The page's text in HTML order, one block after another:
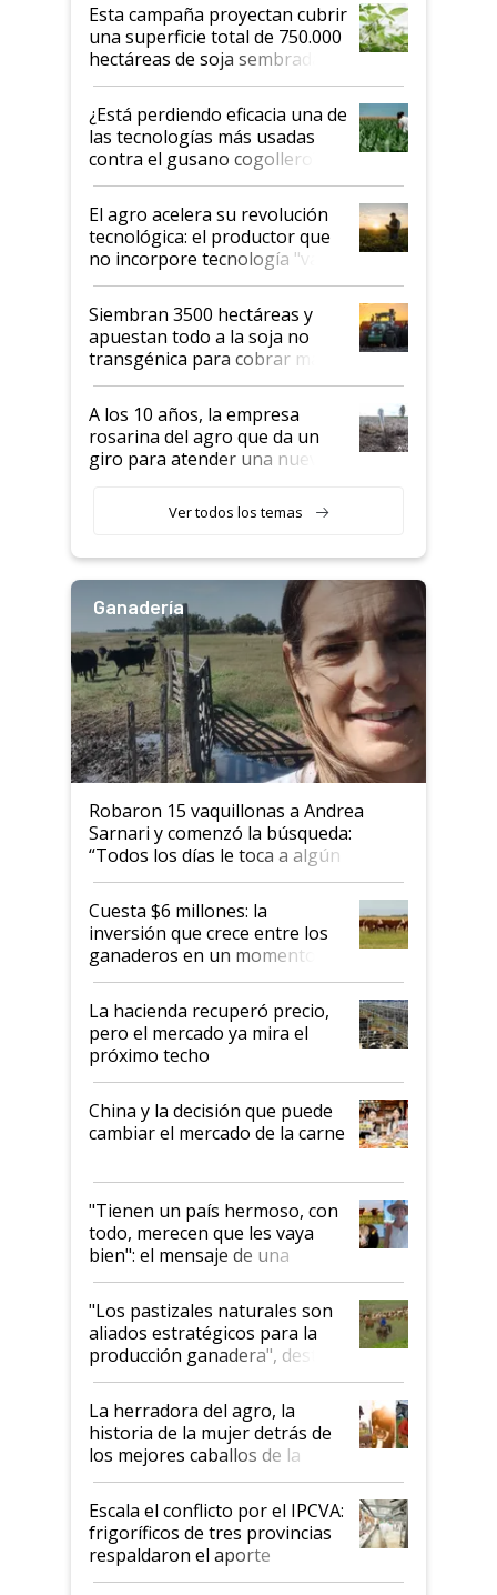
Esta campaña proyectan cubrir
una superficie total de 750.000
hectáreas de soja sembradas
con una nueva generación de
variedades que marcan un
salto tecnológico en genética y
rendimiento
¿Está perdiendo eficacia una de
las tecnologías más usadas
contra el gusano cogollero? El
desafío de una tecnología clave
El agro acelera su revolución
tecnológica: el productor que
no incorpore tecnología "va a
perder el tren"
Siembran 3500 hectáreas y
apuestan todo a la soja no
transgénica para cobrar más
por tonelada: compraron un
semillero
A los 10 años, la empresa
rosarina del agro que da un
giro para atender una nueva
Ver todos los temas
Ganadería
Robaron 15 vaquillonas a Andrea
Sarnari y comenzó la búsqueda:
“Todos los días le toca a algún
productor”
Cuesta $6 millones: la
inversión que crece entre los
ganaderos en un momento
histórico para la actividad
La hacienda recuperó precio,
pero el mercado ya mira el
próximo techo
China y la decisión que puede
cambiar el mercado de la carne
"Tienen un país hermoso, con
todo, merecen que les vaya
bien": el mensaje de una
ganadera uruguaya sobre las
oportunidades que se abren
para el agro en Argentina, con
foco en la carne
"Los pastizales naturales son
aliados estratégicos para la
producción ganadera", destaca
la iniciativa que ya reúne a 46
establecimientos en Argentina
La herradora del agro, la
historia de la mujer detrás de
los mejores caballos de la
Argentina y los mitos que
todavía hacen sufrir a estos
animales: "Mientras me
descalificaban, yo seguí
haciendo currículum"
Escala el conflicto por el IPCVA:
frigoríficos de tres provincias
respaldaron el aporte
obligatorio